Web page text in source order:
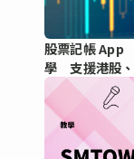
股票記帳
學 支援港股